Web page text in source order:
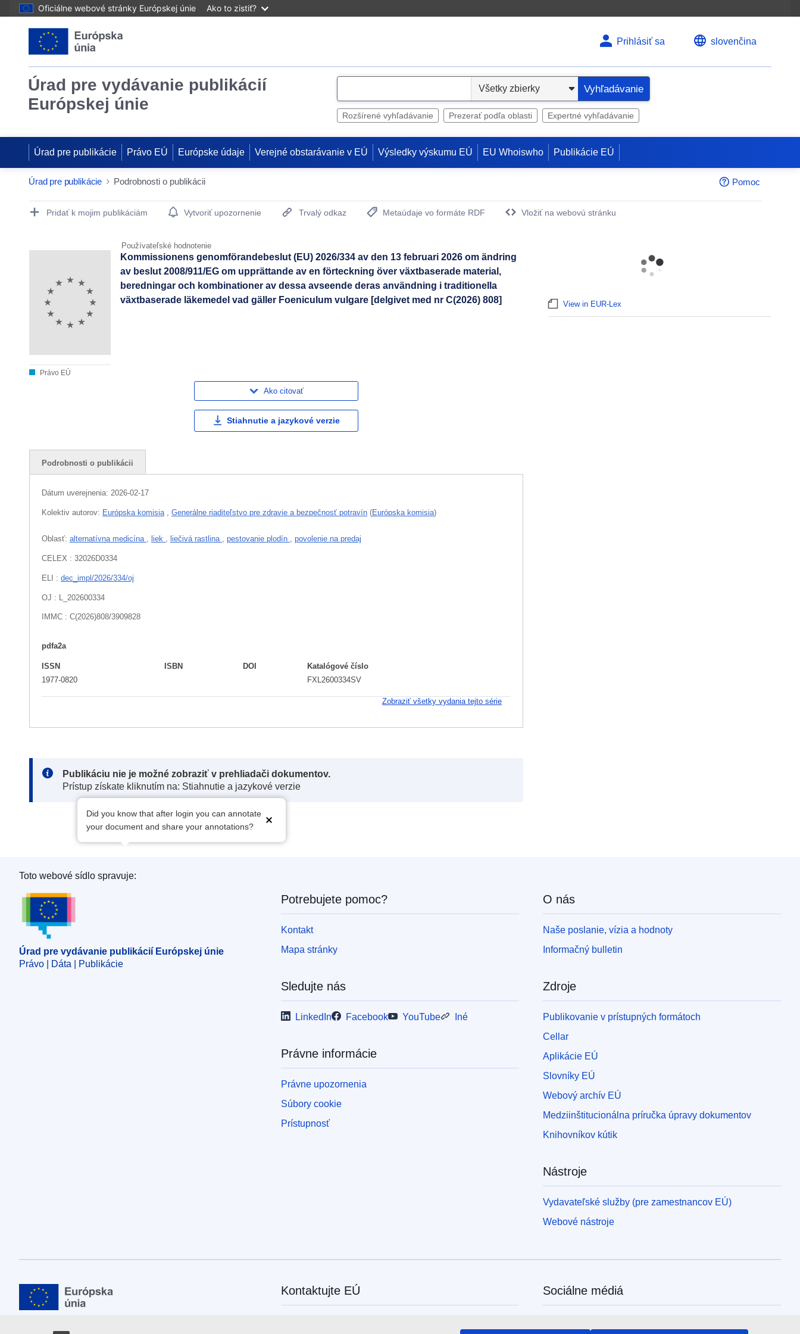
Oficiálne webové stránky Európskej únie Ako to zistiť?
Prihlásiť sa slovenčina
Úrad pre vydávanie publikácií
Európskej únie
e
Vyhľadávanie
Rozšírené vyhľadávanie Prezerať podľa oblasti Expertné vyhľadávanie
Úrad pre publikácie Právo EÚ Európske údaje Verejné obstarávanie v EÚ Výsledky výskumu EÚ EU Whoiswho Publikácie EÚ
Úrad pre publikácie Podrobnosti o publikácii Pomoc
Publication Detail Actions Portlet
Pridať k mojim publikáciám Vytvoriť upozornenie Trvalý odkaz
Metaúdaje vo formáte RDF
Vložiť na webovú stránku
Používateľské hodnotenie
Právo EÚ
Kommissionens genomförandebeslut (EU) 2026/334 av den 13 februari 2026 om ändring
av beslut 2008/911/EG om upprättande av en förteckning över växtbaserade material,
beredningar och kombinationer av dessa avseende deras användning i traditionella
växtbaserade läkemedel vad gäller Foeniculum vulgare [delgivet med nr C(2026) 808]
Ako citovať
Stiahnutie a jazykové verzie
Podrobnosti o publikácii
Dátum uverejnenia: 2026-02-17
Kolektiv autorov: Európska komisia , Generálne riaditeľstvo pre zdravie a bezpečnosť potravín (Európska komisia)
Oblasť: alternatívna medicína , liek , liečivá rastlina , pestovanie plodín , povolenie na predaj
CELEX : 32026D0334
ELI : dec_impl/2026/334/oj
OJ : L_202600334
IMMC : C(2026)808/3909828
pdfa2a
ISSN
1977-0820
ISBN DOI
Katalógové číslo
FXL2600334SV
Zobraziť všetky vydania tejto série
Note:
Publikáciu nie je možné zobraziť v prehliadači dokumentov.
Prístup získate kliknutím na: Stiahnutie a jazykové verzie
Did you know that after login you can annotate
your document and share your annotations?
View in EUR-Lex
Úrad pre vydávanie publikácií Európskej únie
Toto webové sídlo spravuje:
Úrad pre vydávanie publikácií Európskej únie
Právo | Dáta | Publikácie
Potrebujete pomoc?
Kontakt
Mapa stránky
Sledujte nás
LinkedIn Facebook YouTube Iné
Právne informácie
Právne upozornenia
Súbory cookie
Prístupnosť
O nás
Naše poslanie, vízia a hodnoty
Informačný bulletin
Zdroje
Publikovanie v prístupných formátoch
Cellar
Aplikácie EÚ
Slovníky EÚ
Webový archív EÚ
Medziinštitucionálna príručka úpravy dokumentov
Knihovníkov kútik
Nástroje
Vydavateľské služby (pre zamestnancov EÚ)
Webové nástroje
Európska únia Kontaktujte EÚ Sociálne médiá